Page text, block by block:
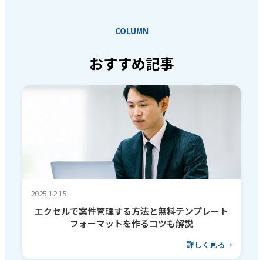
COLUMN
おすすめ記事
2025.12.15
エクセルで案件管理する方法と無料テンプレート
フォーマットを作るコツも解説
詳しく見る